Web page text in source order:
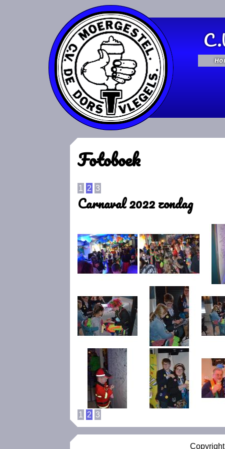
Fotoboek
1 2 3
Carnaval 2022 zondag
1 2 3